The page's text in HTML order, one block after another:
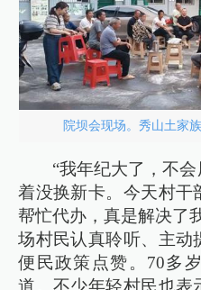
院坝会现场。秀山土家
“我年纪大了，不
着没换新卡。今天村干
帮忙代办，真是解决了
场村民认真聆听、主动
便民政策点赞。70多
道。不少年轻村民也表